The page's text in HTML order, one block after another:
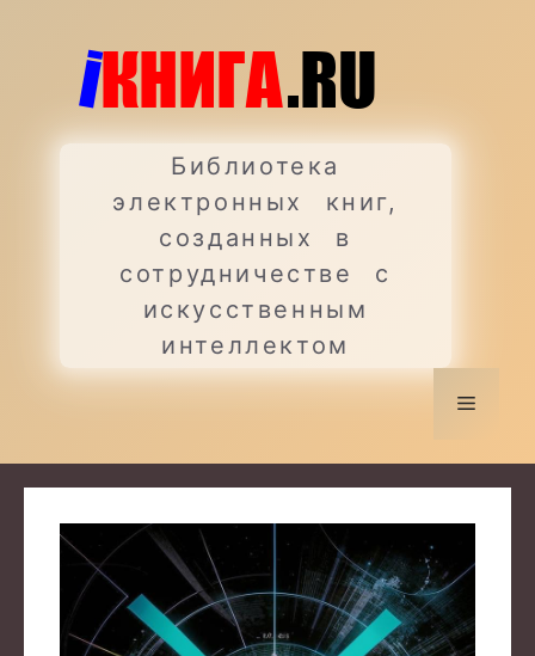
содержимому
Библиотека
электронных книг,
созданных в
сотрудничестве с
искусственным
интеллектом
Меню